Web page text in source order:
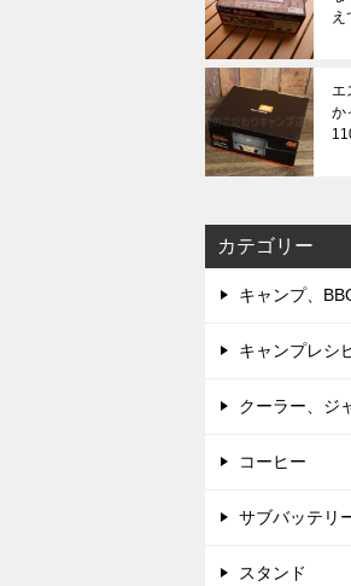
え
エ
か
カテゴリー
キャンプ、
キャンプレシ
クーラー、ジ
コーヒー
サブバッテリ
スタンド